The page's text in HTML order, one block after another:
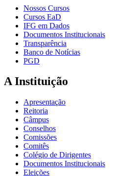
Nossos Cursos
Cursos EaD
IFG em Dados
Documentos Institucionais
Transparência
Banco de Notícias
PGD
A Instituição
Apresentação
Reitoria
Câmpus
Conselhos
Comissões
Comitês
Colégio de Dirigentes
Documentos Institucionais
Eleições